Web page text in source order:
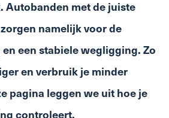
Autobanden met de juiste
namelijk voor de
een stabiele wegligging. Zo
en verbruik je minder
pagina leggen we uit hoe je
controleert.